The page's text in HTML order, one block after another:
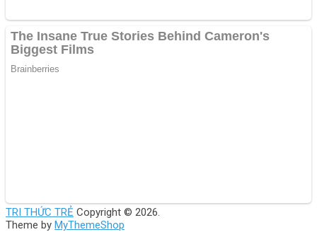
TRI THỨC TRẺ Copyright © 2026.
Theme by MyThemeShop